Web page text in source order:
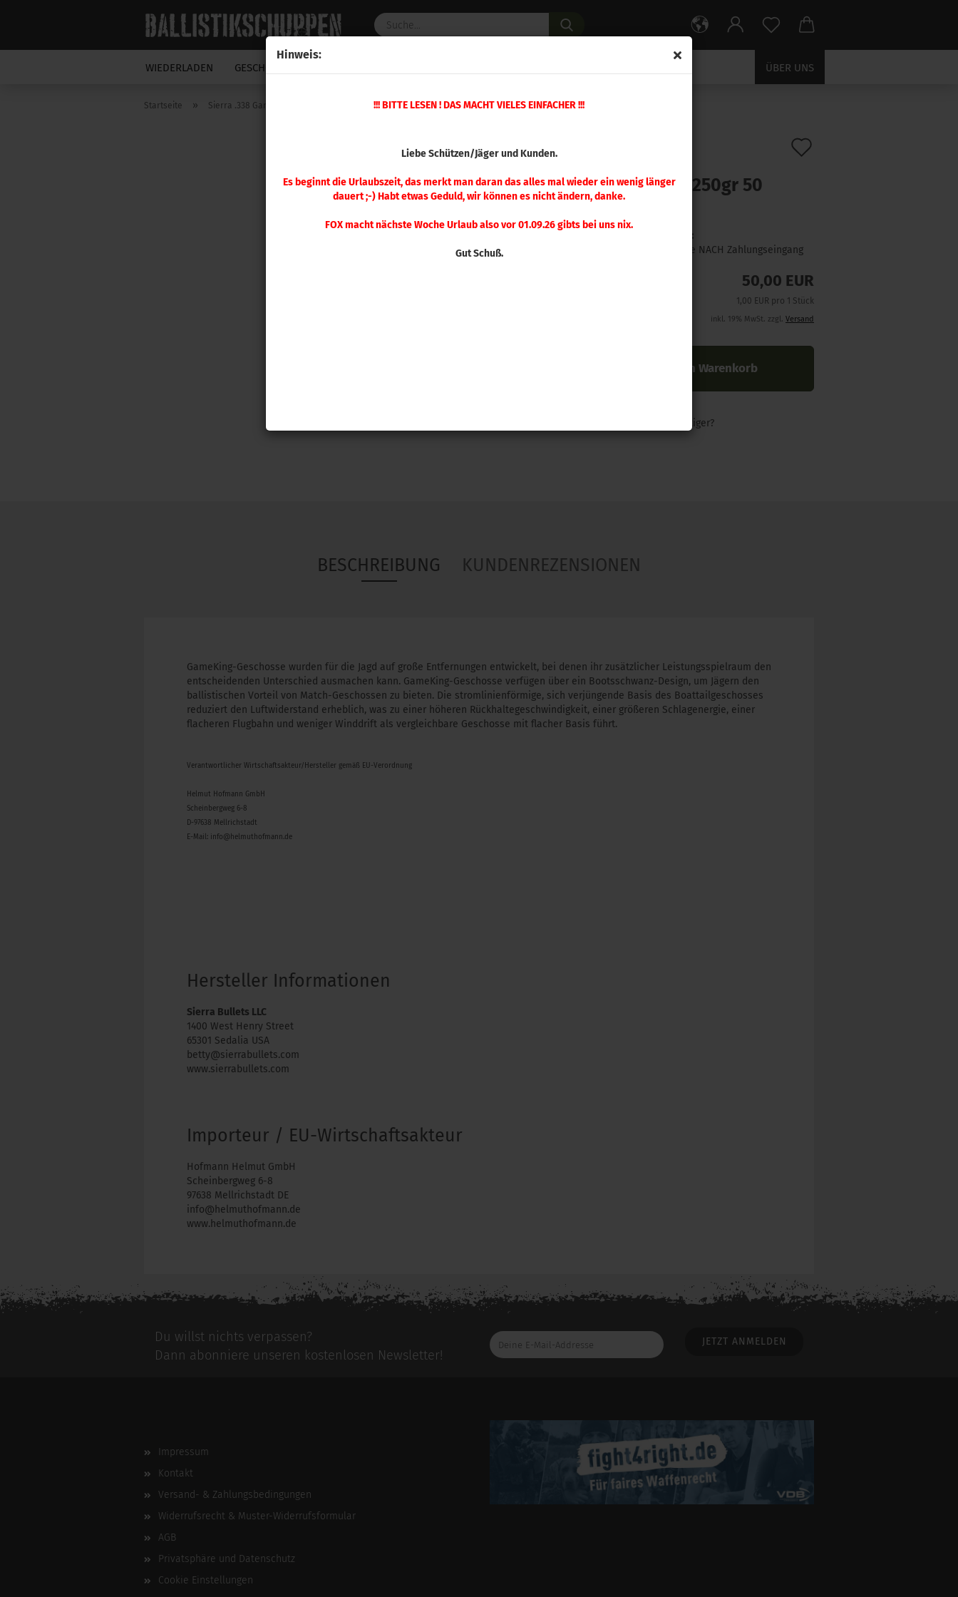
Hinweis:
!!! BITTE LESEN ! DAS MACHT VIELES EINFACHER !!!
Liebe Schützen/Jäger und Kunden.
Es beginnt die Urlaubszeit, das merkt man daran das alles mal wieder ein wenig länger
dauert ;-) Habt etwas Geduld, wir können es nicht ändern, danke.
FOX macht nächste Woche Urlaub also vor 01.09.26 gibts bei uns nix.
Gut Schuß.
WIEDERLADEN GESCHOSSE ÜBER UNS
Startseite » Sierra .338 GameKing 250gr 50 Stück
GameKing 250gr 50
Stück
Lieferzeit:
1 Woche NACH Zahlungseingang
50,00 EUR
1,00 EUR pro 1 Stück
inkl. 19% MwSt. zzgl. Versand
In den Warenkorb
Woanders günstiger?
BESCHREIBUNG KUNDENREZENSIONEN
GameKing-Geschosse wurden für die Jagd auf große Entfernungen entwickelt, bei denen ihr zusätzlicher Leistungsspielraum den
entscheidenden Unterschied ausmachen kann. GameKing-Geschosse verfügen über ein Bootsschwanz-Design, um Jägern den
ballistischen Vorteil von Match-Geschossen zu bieten. Die stromlinienförmige, sich verjüngende Basis des Boattailgeschosses
reduziert den Luftwiderstand erheblich, was zu einer höheren Rückhaltegeschwindigkeit, einer größeren Schlagenergie, einer
flacheren Flugbahn und weniger Winddrift als vergleichbare Geschosse mit flacher Basis führt.
Verantwortlicher Wirtschaftsakteur/Hersteller gemäß EU-Verordnung
Helmut Hofmann GmbH
Scheinbergweg 6-8
D-97638 Mellrichstadt
E-Mail: info@helmuthofmann.de
Hersteller Informationen
Sierra Bullets LLC
1400 West Henry Street
65301 Sedalia USA
betty@sierrabullets.com
www.sierrabullets.com
Importeur / EU-Wirtschaftsakteur
Hofmann Helmut GmbH
Scheinbergweg 6-8
97638 Mellrichstadt DE
info@helmuthofmann.de
www.helmuthofmann.de
Du willst nichts verpassen?
Dann abonniere unseren kostenlosen Newsletter!
Deine
E-
Impressum
Kontakt
Versand- & Zahlungsbedingungen
Widerrufsrecht & Muster-Widerrufsformular
AGB
Privatsphäre und Datenschutz
Cookie Einstellungen